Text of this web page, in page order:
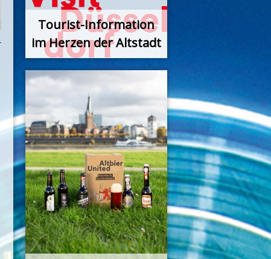
Tourist-Information
im Herzen der Altstadt